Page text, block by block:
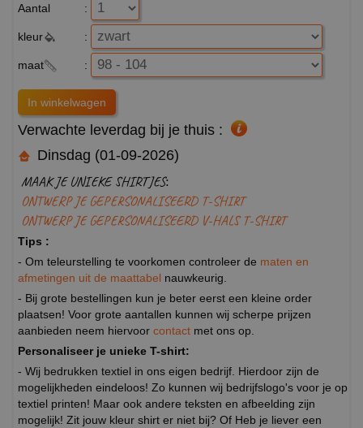
Aantal :
kleur :
maat :
Verwachte leverdag bij je thuis :
Dinsdag (01-09-2026)
MAAK JE UNIEKE SHIRTJES:
ONTWERP JE GEPERSONALISEERD T-SHIRT
ONTWERP JE GEPERSONALISEERD V-HALS T-SHIRT
Tips :
- Om teleurstelling te voorkomen controleer de maten en
afmetingen uit de maattabel nauwkeurig.
- Bij grote bestellingen kun je beter eerst een kleine order
plaatsen! Voor grote aantallen kunnen wij scherpe prijzen
aanbieden neem hiervoor contact met ons op.
Personaliseer je unieke T-shirt:
- Wij bedrukken textiel in ons eigen bedrijf. Hierdoor zijn de
mogelijkheden eindeloos! Zo kunnen wij bedrijfslogo's voor je op
textiel printen! Maar ook andere teksten en afbeelding zijn
mogelijk! Zit jouw kleur shirt er niet bij? Of Heb je liever een